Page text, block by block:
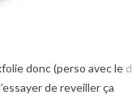
donc (perso avec le
de reveiller ça